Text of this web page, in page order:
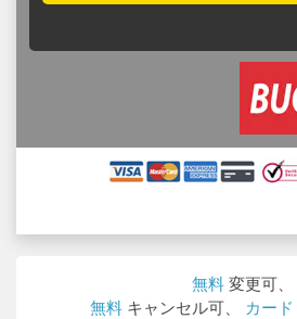
無料 変更可、
無料 キャンセル可、 カード